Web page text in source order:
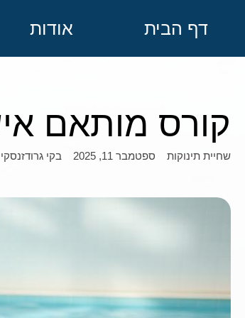
דף הבית אודות
קורס מותאם
שחיית תינוקות ספטמבר 11, 2025 בקי גרודזנסקי